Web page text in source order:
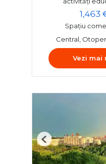
1,463
Spațiu
Central,
Vezi mai
Previous